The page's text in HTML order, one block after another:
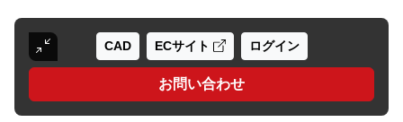
CAD ECサイト ログイン
お問い合わせ